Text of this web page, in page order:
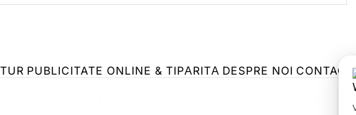
PUBLICITATE ONLINE & TIPĂRITĂ DESPRE NOI CONTACT